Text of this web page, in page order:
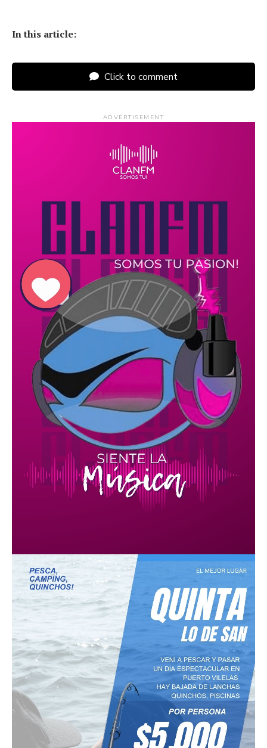
In this article:
Click to comment
ADVERTISEMENT